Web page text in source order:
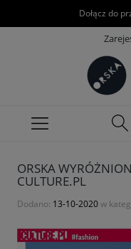
Dołącz do
ORSKA
CULTURE.PL
Dodano: 13-10-2020w